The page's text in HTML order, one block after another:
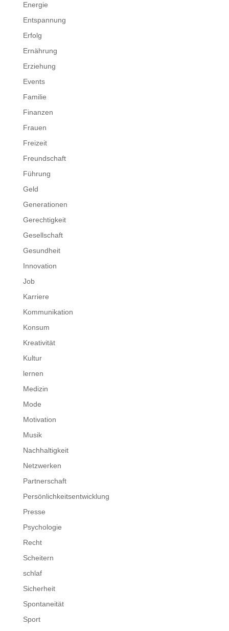
Energie
Entspannung
Erfolg
Ernährung
Erziehung
Events
Familie
Finanzen
Frauen
Freizeit
Freundschaft
Führung
Geld
Generationen
Gerechtigkeit
Gesellschaft
Gesundheit
Innovation
Job
Karriere
Kommunikation
Konsum
Kreativität
Kultur
lernen
Medizin
Mode
Motivation
Musik
Nachhaltigkeit
Netzwerken
Partnerschaft
Persönlichkeitsentwicklung
Presse
Psychologie
Recht
Scheitern
schlaf
Sicherheit
Spontaneität
Sport